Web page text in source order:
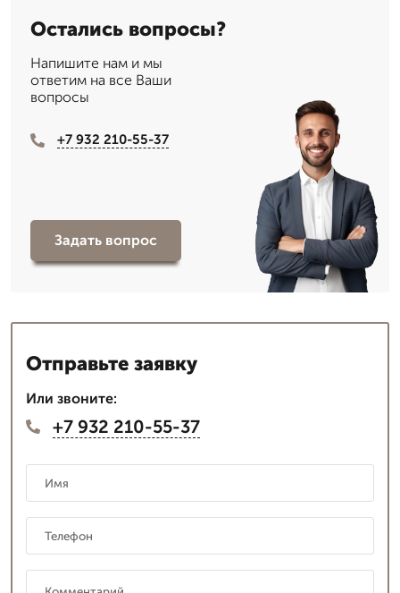
Остались вопросы?
Напишите нам и мы
ответим на все Ваши
вопросы
+7 932 210-55-37
Задать вопрос
Отправьте заявку
Или звоните:
+7 932 210-55-37